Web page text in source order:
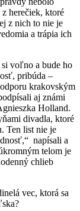
herečiek, ktoré
z nich to nie je
a trápia ich
voľno a bude ho
pribúda –
krakovským
aj známi
Holland.
divadla, ktoré
Ten list nie je
napísali a
telom je
chlieb
vec, ktorá sa